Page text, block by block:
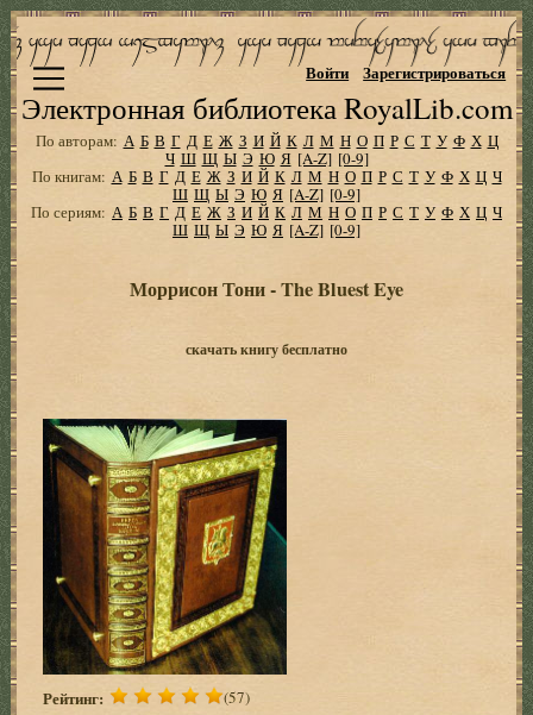
Электронная библиотека RoyalLib.com
Войти Зарегистрироваться
По авторам: А Б В Г Д Е Ж З И Й К Л М Н О П Р С Т У Ф Х Ц
Ч Ш Щ Ы Э Ю Я [A-Z] [0-9]
По книгам: А Б В Г Д Е Ж З И Й К Л М Н О П Р С Т У Ф Х Ц Ч
Ш Щ Ы Э Ю Я [A-Z] [0-9]
По сериям: А Б В Г Д Е Ж З И Й К Л М Н О П Р С Т У Ф Х Ц Ч
Ш Щ Ы Э Ю Я [A-Z] [0-9]
Моррисон Тони - The Bluest Eye
скачать книгу бесплатно
Рейтинг: (57)